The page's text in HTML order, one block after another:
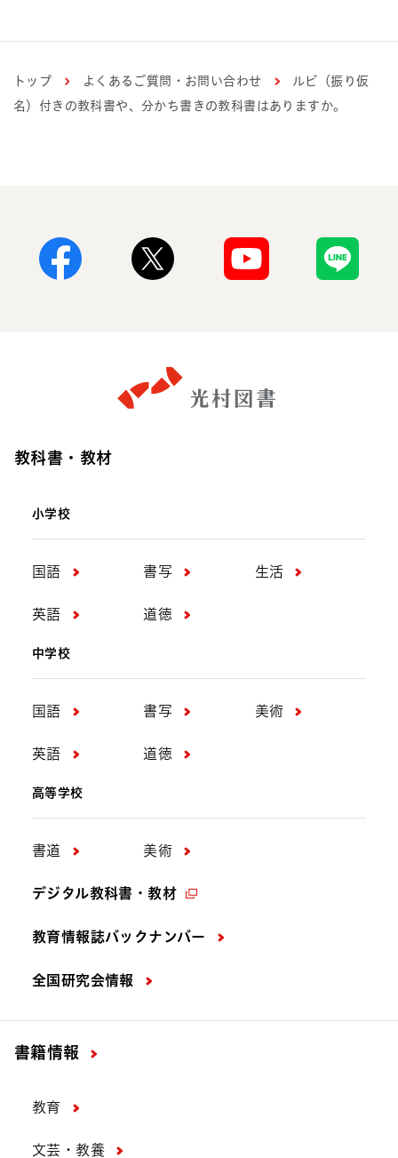
トップ よくあるご質問・お問い合わせ
ルビ（振り仮
名）付きの教科書や、分かち書きの教科書はありますか。
教科書・教材
小学校
国語 書写 生活
英語 道徳
中学校
国語 書写 美術
英語 道徳
高等学校
書道 美術
デジタル教科書・教材
教育情報誌バックナンバー
全国研究会情報
書籍情報
教育
文芸・教養